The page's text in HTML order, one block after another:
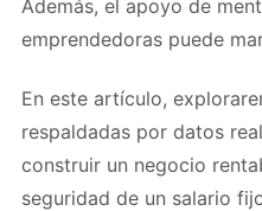
Además, el apoyo de
emprendedoras puede
En este artículo,
respaldadas por datos
construir un negocio
seguridad de un salario